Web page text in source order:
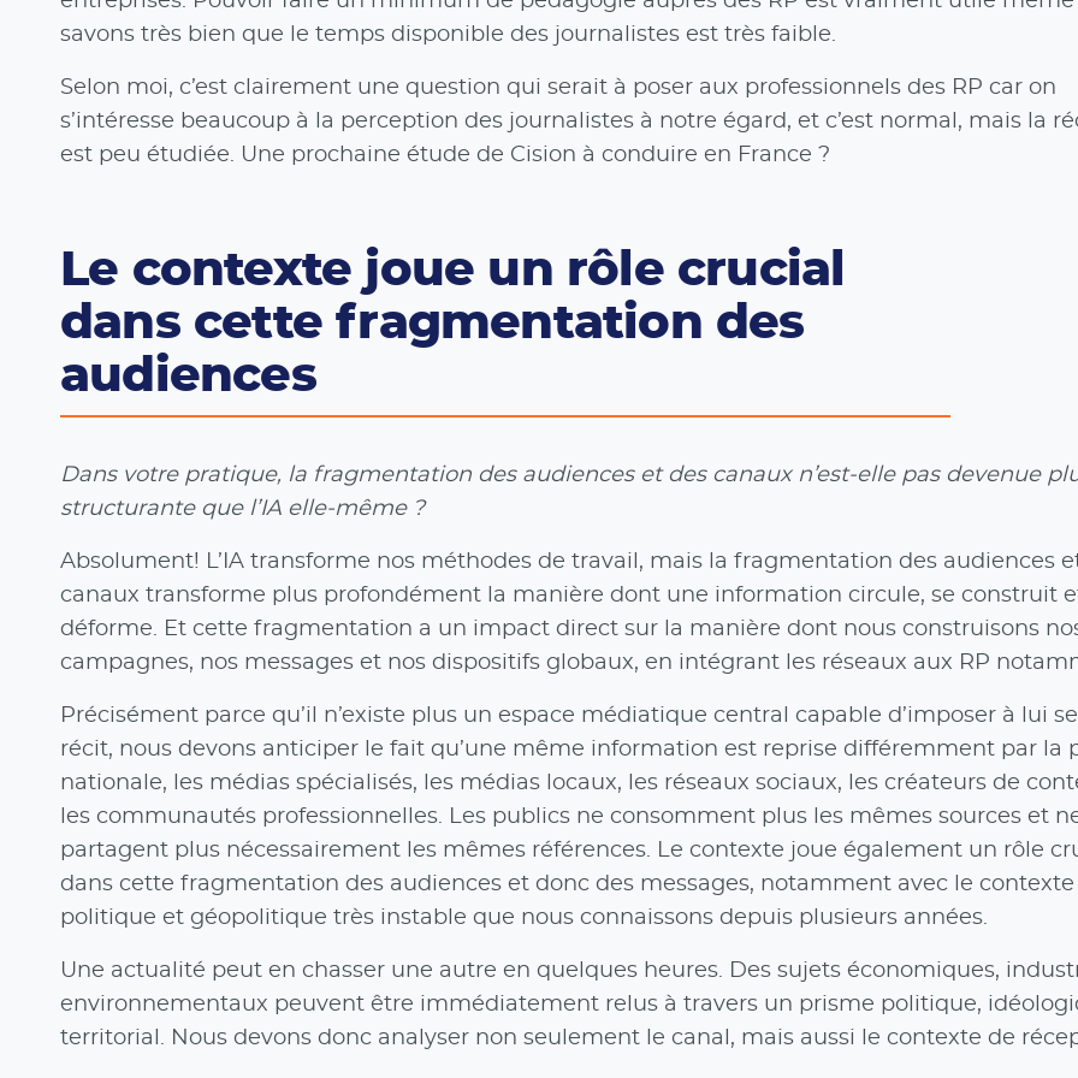
savons très bien que le temps disponible des journalistes est très faible.
Selon moi, c’est clairement une question qui serait à poser aux professionnels des RP car on
s’intéresse beaucoup à la perception des journalistes à notre égard, et c’est normal, mais la
est peu étudiée. Une prochaine étude de Cision à conduire en France ?
Le contexte joue un rôle crucial
dans cette fragmentation des
audiences
Dans votre pratique, la fragmentation des audiences et des canaux n’est-elle pas devenue
structurante que l’IA elle-même ?
Absolument! L’IA transforme nos méthodes de travail, mais la fragmentation des audiences
canaux transforme plus profondément la manière dont une information circule, se construit
déforme. Et cette fragmentation a un impact direct sur la manière dont nous construisons
campagnes, nos messages et nos dispositifs globaux, en intégrant les réseaux aux RP
Précisément parce qu’il n’existe plus un espace médiatique central capable d’imposer à lui
récit, nous devons anticiper le fait qu’une même information est reprise différemment par la
nationale, les médias spécialisés, les médias locaux, les réseaux sociaux, les créateurs de
les communautés professionnelles. Les publics ne consomment plus les mêmes sources et
partagent plus nécessairement les mêmes références. Le contexte joue également un rôle
dans cette fragmentation des audiences et donc des messages, notamment avec le contexte
politique et géopolitique très instable que nous connaissons depuis plusieurs années.
Une actualité peut en chasser une autre en quelques heures. Des sujets économiques,
environnementaux peuvent être immédiatement relus à travers un prisme politique,
territorial. Nous devons donc analyser non seulement le canal, mais aussi le contexte de